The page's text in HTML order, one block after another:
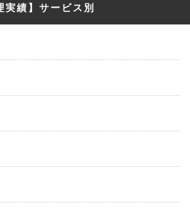
実績】サービス別